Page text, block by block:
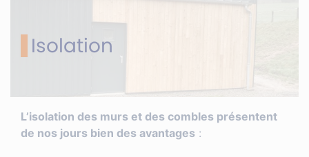
Isolation
L’isolation des murs et des combles présentent
de nos jours bien des avantages :